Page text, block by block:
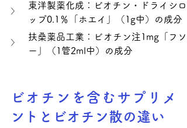
東洋製薬化成：ビオチン・ドライシロ
ップ0.1％「ホエイ」（1g中）の成分
扶桑薬品工業：ビオチン注1mg「フソ
ー」（1管2ml中）の成分
ビオチンを含むサプリメ
ントとビオチン散の違い